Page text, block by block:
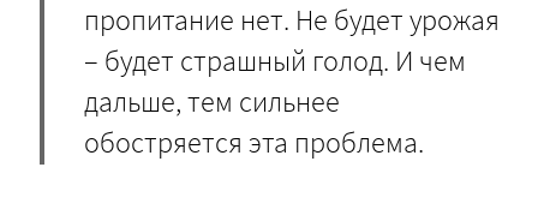
пропитание нет. Не будет урожая
– будет страшный голод. И чем
дальше, тем сильнее
обостряется эта проблема.